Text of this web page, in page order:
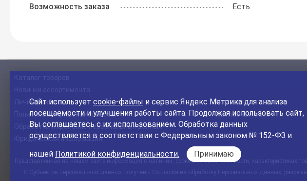
Возможность заказа
Есть
Каталог товаров
Новинки ассортимента
Личный кабинет
Политика конфиденциальности
Обработка и хранение персональных данных
Юридическая информация
Контакты
На главный сайт
Представленная на нашем сайте информация о наличии, сроке поставки, стоимости, характеристиках
С Субъектов персональных данных получены Согласия на обработку Персональных Данных,
Сайт использует cookie-файлы и сервис Яндекс Метрика для анализа
посещаемости и улучшения работы сайта. Продолжая использовать сайт,
Вы соглашаетесь с их использованием. Обработка данных
осуществляется в соответствии с Федеральным законом № 152-ФЗ и
нашей Политикой конфиденциальности. Принимаю